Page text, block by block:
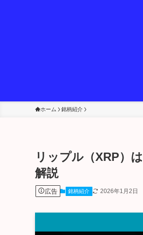
ホーム 銘柄紹介
リップル（XRP）
解説
広告 銘柄紹介 2026年1月2日